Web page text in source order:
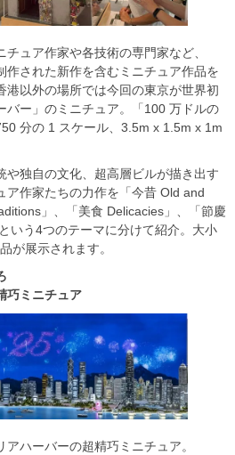
ュア作家や各技術の専門家など、
作された新作を含むミニチュア作品を
港以外の場所では今回の東京が世界初
バー」のミニチュア。「100 万ドルの
分の 1 スケール、3.5m x 1.5m x 1m
や独自の文化、超高層ビルが描き出す
ア作家たちの力作を「今昔 Old and
」、「美食 Delicacies」、「節慶
いう4つのテーマに分けて紹介。大小
が展示されます。
巧ミニチュア
ハーバーの超精巧ミニチュア。